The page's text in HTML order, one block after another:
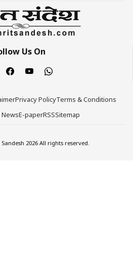
Us On
Privacy PolicyTerms & Conditions
E-paperRSSSitemap
2026 All rights reserved.